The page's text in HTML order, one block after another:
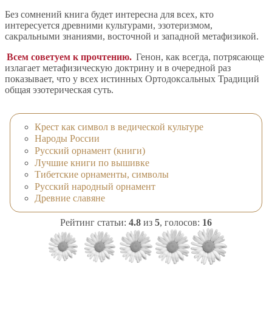
Без сомнений книга будет интересна для всех, кто
интересуется древними культурами, эзотеризмом,
сакральными знаниями, восточной и западной метафизикой.
Всем советуем к прочтению. Генон, как всегда, потрясающе
излагает метафизическую доктрину и в очередной раз
показывает, что у всех истинных Ортодоксальных Традиций
общая эзотерическая суть.
Крест как символ в ведической культуре
Народы России
Русский орнамент (книги)
Лучшие книги по вышивке
Тибетские орнаменты, символы
Русский народный орнамент
Древние славяне
Рейтинг статьи: 4.8 из 5, голосов: 16